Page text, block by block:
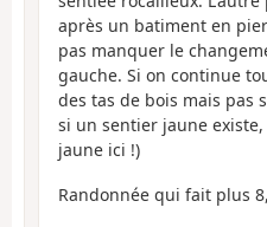
après un batiment en
pas manquer le
gauche. Si on continue
des tas de bois mais pas
si un sentier jaune
jaune ici !)
Randonnée qui fait plus